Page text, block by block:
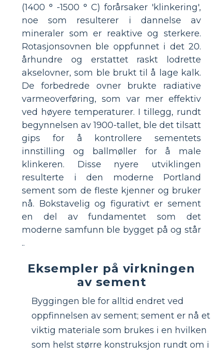
(1400 ° -1500 ° C) forårsaker 'klinkering',
noe som resulterer i dannelse av
mineraler som er reaktive og sterkere.
Rotasjonsovnen ble oppfunnet i det 20.
århundre og erstattet raskt lodrette
akselovner, som ble brukt til å lage kalk.
De forbedrede ovner brukte radiative
varmeoverføring, som var mer effektiv
ved høyere temperaturer. I tillegg, rundt
begynnelsen av 1900-tallet, ble det tilsatt
gips for å kontrollere sementets
innstilling og ballmøller for å male
klinkeren. Disse nyere utviklingen
resulterte i den moderne Portland
sement som de fleste kjenner og bruker
nå. Bokstavelig og figurativt er sement
en del av fundamentet som det
moderne samfunn ble bygget på og står
..
Eksempler på virkningen
av sement
Byggingen ble for alltid endret ved
oppfinnelsen av sement; sement er nå et
viktig materiale som brukes i en hvilken
som helst større konstruksjon rundt om i